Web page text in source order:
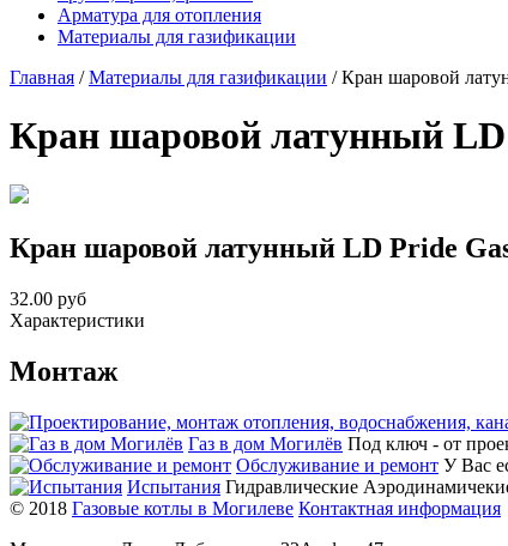
Арматура для отопления
Материалы для газификации
Главная /Материалы для газификации /Кран шаровой
Кран шаровой латунный
Кран шаровой латунный LD Pride
32.00 руб
Характеристики
Монтаж
Газ в дом Могилёв Под ключ - от
Обслуживание и ремонт У Вас
Испытания Гидравлические
© 2018 Газовые котлы в Могилеве Контактная информация